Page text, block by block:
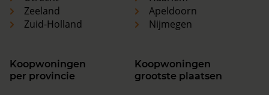
Zeeland
Zuid-Holland
Apeldoorn
Nijmegen
Koopwoningen
per provincie
Koopwoningen
grootste plaatsen